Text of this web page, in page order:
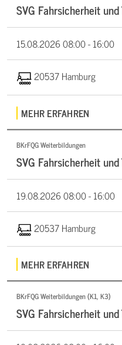
SVG Fahrsicherheit
15.08.202608:00 - 16:00
20537 Hamburg
MEHR ERFAHREN
BKrFQG Weiterbildungen
SVG Fahrsicherheit
19.08.202608:00 - 16:00
20537 Hamburg
MEHR ERFAHREN
BKrFQG Weiterbildungen (K1, K3)
SVG Fahrsicherheit